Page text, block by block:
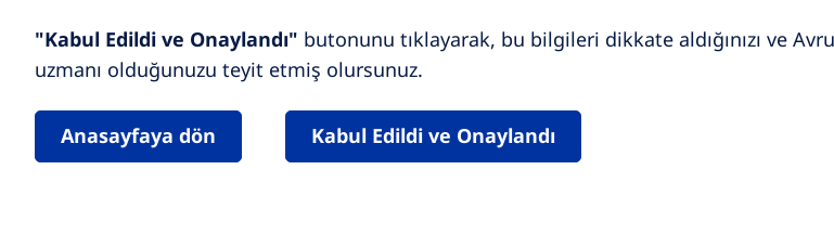
"Kabul Edildi ve Onaylandı" butonunu tıklayarak, bu bilgileri dikkate aldığınızı ve
uzmanı olduğunuzu teyit etmiş olursunuz.
Anasayfaya dön Kabul Edildi ve Onaylandı